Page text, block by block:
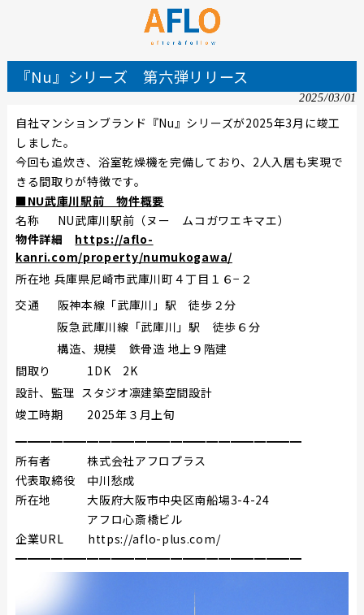
『Nu』シリーズ 第六弾リリース
2025/03/01
自社マンションブランド『Nu』シリーズが2025年3月に竣工
しました。
今回も追炊き、浴室乾燥機を完備しており、2人入居も実現で
きる間取りが特徴です。
■NU武庫川駅前 物件概要
名称 NU武庫川駅前（ヌー ムコガワエキマエ）
物件詳細
https://aflo-
kanri.com/property/numukogawa/
所在地 兵庫県尼崎市武庫川町４丁目１６−２
交通 阪神本線「武庫川」駅 徒歩２分
阪急武庫川線「武庫川」駅 徒歩６分
構造、規模 鉄骨造 地上９階建
間取り 1DK 2K
設計、監理 スタジオ凛建築空間設計
竣工時期 2025年３月上旬
━━━━━━━━━━━━━━━━━━━━━━━━
所有者 株式会社アフロプラス
代表取締役 中川愁成
所在地 大阪府大阪市中央区南船場3-4-24
アフロ心斎橋ビル
企業URL https://aflo-plus.com/
━━━━━━━━━━━━━━━━━━━━━━━━